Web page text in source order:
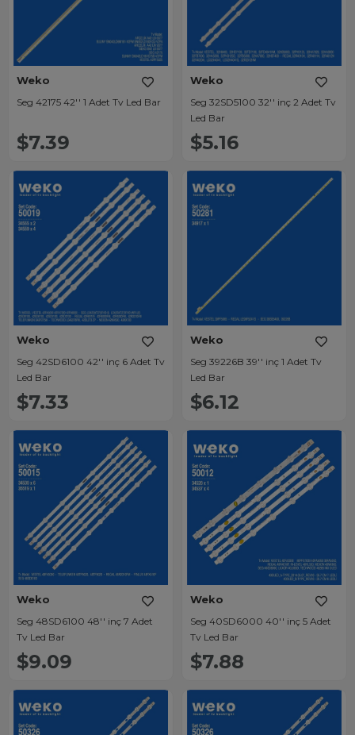
Weko
Seg 42175 42'' 1 Adet Tv Led Bar
$7.39
Weko
Seg 32SD5100 32'' inç 2 Adet Tv
Led Bar
$5.16
Weko
Seg 42SD6100 42'' inç 6 Adet Tv
Led Bar
$7.33
Weko
Seg 39226B 39'' inç 1 Adet Tv
Led Bar
$6.12
Weko
Seg 48SD6100 48'' inç 7 Adet
Tv Led Bar
$9.09
Weko
Seg 40SD6000 40'' inç 5 Adet
Tv Led Bar
$7.88